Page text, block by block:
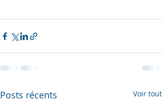
Posts récents Voir tout